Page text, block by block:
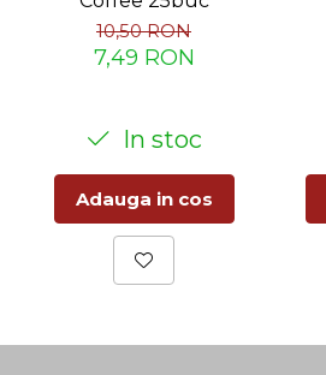
10,50 RON
7,49 RON
In stoc
Adauga in cos